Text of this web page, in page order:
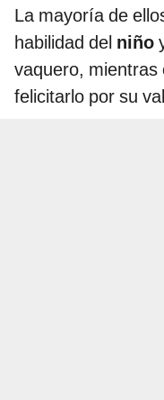
La mayoría de
habilidad del niño
vaquero, mientras
felicitarlo por su